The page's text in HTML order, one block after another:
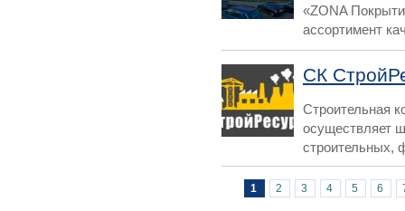
«ZONA
ассортимент
СК
Строительная
осуществляет
строительных,
Страницы
1 2 3 4 5 6